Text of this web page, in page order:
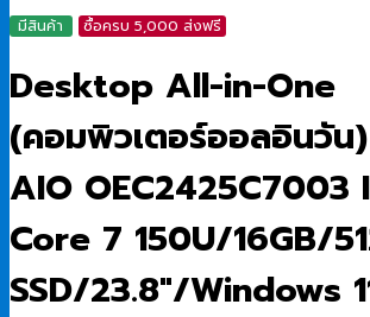
มีสินค้า ซื้อครบ 5,000 ส่งฟรี
Desktop All-in-One
(คอมพิวเตอร์ออลอินวัน
AIO OEC2425C7003
Core 7 150U/16GB/
SSD/23.8″/Windows